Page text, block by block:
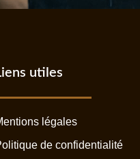
utiles
légales
de confidentialité